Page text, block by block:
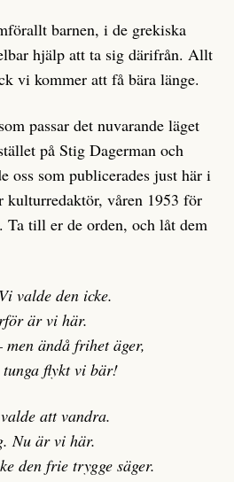
barnen, i de grekiska
hjälp att ta sig därifrån. Allt
vi kommer att få bära länge.
passar det nuvarande läget
på Stig Dagerman och
oss som publicerades just här i
kulturredaktör, våren 1953 för
Ta till er de orden, och låt dem
valde den icke.
är vi här.
ändå frihet äger,
flykt vi bär!
att vandra.
Nu är vi här.
den frie trygge säger.